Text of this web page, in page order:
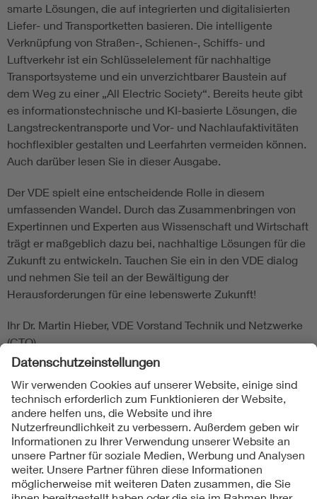
smarte Lösungen, die auf integrierten und digitalisierten
Liefer- und Transportketten basieren. Die intelligente
Verknüpfung von Straßen-, Schienen-, Schiffs- und
Luftverkehr ist ein Schlüsselelement für nachhaltige
Transportsysteme und ein unverzichtbarer Baustein auf
dem Weg zu einer „All Electric Society“. Bereits heute gibt
es informationstechnische und KI-basierte Lösungen, die
Langstreckentransporte und Vor- und Nachlaufaktivitäten
hochflexibler gestalten und Leerfahrten vermeiden können.
Auch darüber lesen Sie in dieser Ausgabe.
Der VDE spielt eine entscheidende Rolle in diesem
umfassenden Wandel. Durch das Zusammenbringen von
Expertinnen und Experten aus Wissenschaft und Wirtschaft
trägt er maßgeblich dazu bei, nachhaltige Lösungen für die
Zukunft zu entwickeln. Tauchen Sie ein in den VDE dialog
und nehmen Sie teil an der Bewältigung der
Herausforderungen für eine lebenswerte Zukunft!
Ihr Dr. Martin Hieber, VDE Vorstand Technik und Netzwerke
(CTO)
Folgen Sie uns